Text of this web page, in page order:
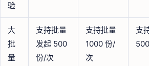
验
大
批
量
支持批量
发起 500
份/次
支持批量
1000 份/
次
支